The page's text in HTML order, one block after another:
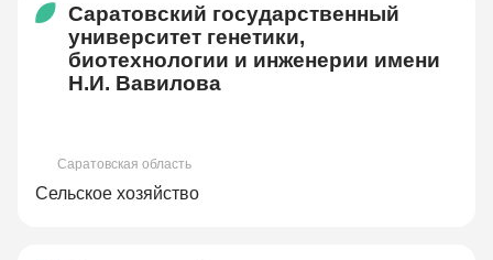
Саратовский государственный
университет генетики,
биотехнологии и инженерии имени
Н.И. Вавилова
Саратовская область
Сельское хозяйство